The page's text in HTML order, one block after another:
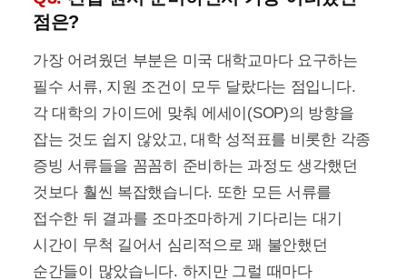
점은?
가장 어려웠던 부분은 미국 대학교마다 요구하는
필수 서류, 지원 조건이 모두 달랐다는 점입니다.
각 대학의 가이드에 맞춰 에세이(SOP)의 방향을
잡는 것도 쉽지 않았고, 대학 성적표를 비롯한 각종
증빙 서류들을 꼼꼼히 준비하는 과정도 생각했던
것보다 훨씬 복잡했습니다. 또한 모든 서류를
접수한 뒤 결과를 조마조마하게 기다리는 대기
시간이 무척 길어서 심리적으로 꽤 불안했던
순간들이 많았습니다. 하지만 그럴 때마다